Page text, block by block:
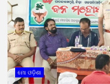
ମୋ ଓଡ଼ିଶା